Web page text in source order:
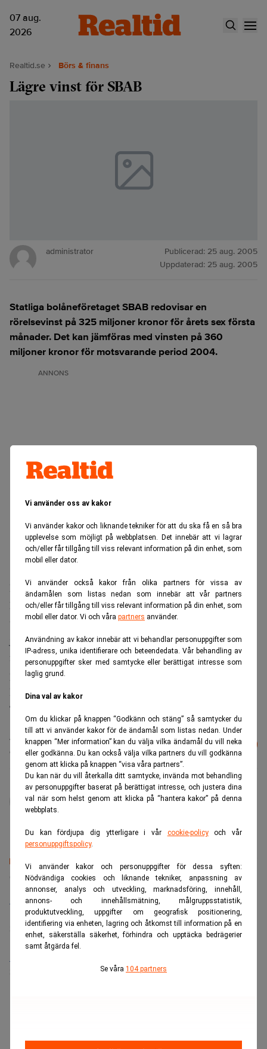
Vi använder oss av kakor
Vi använder kakor och liknande tekniker för att du ska få en så bra
upplevelse som möjligt på webbplatsen. Det innebär att vi lagrar
och/eller får tillgång till viss relevant information på din enhet, som
mobil eller dator.
Vi använder också kakor från olika partners för vissa av
ändamålen som listas nedan som innebär att vår partners
och/eller får tillgång till viss relevant information på din enhet, som
mobil eller dator. Vi och våra partners använder.
Användning av kakor innebär att vi behandlar personuppgifter som
IP-adress, unika identifierare och beteendedata. Vår behandling av
personuppgifter sker med samtycke eller berättigat intresse som
laglig grund.
Dina val av kakor
Om du klickar på knappen “Godkänn och stäng” så samtycker du
till att vi använder kakor för de ändamål som listas nedan. Under
knappen “Mer information” kan du välja vilka ändamål du vill neka
eller godkänna. Du kan också välja vilka partners du vill godkänna
genom att klicka på knappen “visa våra partners”.
Du kan när du vill återkalla ditt samtycke, invända mot behandling
av personuppgifter baserat på berättigat intresse, och justera dina
val när som helst genom att klicka på “hantera kakor” på denna
webbplats.
Du kan fördjupa dig ytterligare i vår cookie-policyoch vår
personuppgiftspolicy.
Vi använder kakor och personuppgifter för dessa syften:
Nödvändiga cookies och liknande tekniker, anpassning av
annonser, analys och utveckling, marknadsföring, innehåll,
annons- och innehållsmätning, målgruppsstatistik,
produktutveckling, uppgifter om geografisk positionering,
identifiering via enheten, lagring och åtkomst till information på en
enhet, säkerställa säkerhet, förhindra och upptäcka bedrägerier
samt åtgärda fel.
Se våra 104 partners
07 aug.
2026
Realtid.se Börs & finans
Lägre vinst för SBAB
administrator Publicerad: 25 aug. 2005
Uppdaterad: 25 aug. 2005
Statliga bolåneföretaget SBAB redovisar en
rörelsevinst på 325 miljoner kronor för årets sex första
månader. Det kan jämföras med vinsten på 360
miljoner kronor för motsvarande period 2004.
ANNONS
Försämringen förklaras av ökade kostnader, enligt SBAB.
Nyutlåningen till privatpersoner uppgick under perioden
till 16,4 miljarder kronor, en ökning med 32 procent
jämfört med första halvåret i fjol. SBAB:s marknadsandel
för privatmarknaden har ökat till 8,8 procent, från 8,1
procent, skriver bolaget i delårsrapporten.
Däremot minskar nyutlåningen till företagsmarknaden.
TT
Läs mer från Realtid - vårt nyhetsbrev
är kostnadsfritt:
Prenumerera
administrator
Senaste lediga jobben
Bolagsjurist till Eltel AB
Placering:Bromma, Stockholm
Sista ansökningsdag:21/08/2026
Sista ansökningsdag: 13/06/2026